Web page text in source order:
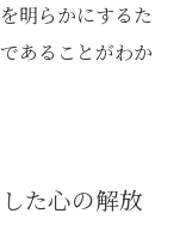
明らかにするた
あることがわか
た心の解放